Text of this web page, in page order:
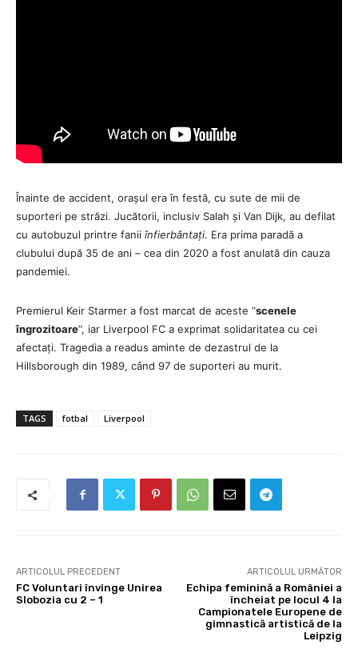
Înainte de accident, orașul era în festă, cu sute de mii de
suporteri pe străzi. Jucătorii, inclusiv Salah și Van Dijk, au defilat
cu autobuzul printre fanii înfierbântați. Era prima paradă a
clubului după 35 de ani – cea din 2020 a fost anulată din cauza
pandemiei.
Premierul Keir Starmer a fost marcat de aceste “scenele
îngrozitoare“, iar Liverpool FC a exprimat solidaritatea cu cei
afectați. Tragedia a readus aminte de dezastrul de la
Hillsborough din 1989, când 97 de suporteri au murit.
TAGS fotbal Liverpool
ARTICOLUL PRECEDENT
FC Voluntari învinge Unirea
Slobozia cu 2 – 1
ARTICOLUL URMĂTOR
Echipa feminină a României a
încheiat pe locul 4 la
Campionatele Europene de
gimnastică artistică de la
Leipzig